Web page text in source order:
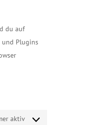
sonstiges
du auf
und Plugins
aktiv